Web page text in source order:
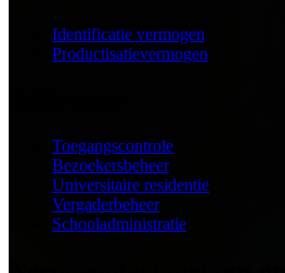
Identificatie vermogen
Productisatievermogen
Toegangscontrole
Bezoekersbeheer
Universitaire residentie
Vergaderbeheer
Schooladministratie